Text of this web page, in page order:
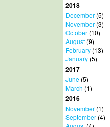
2018
December(5)
November(3)
October(10)
August(9)
February(13)
January(5)
2017
June(5)
March (1)
2016
November(1)
September(4)